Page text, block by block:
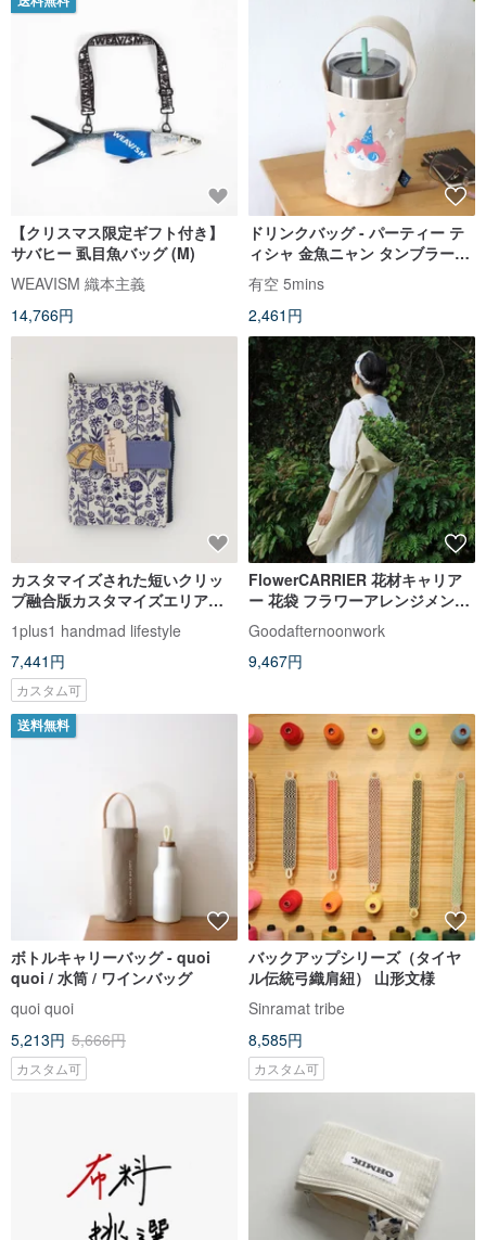
【クリスマス限定ギフト付き】
サバヒー 虱目魚バッグ (M)
WEAVISM 織本主義
14,766円
ドリンクバッグ - パーティー テ
ィシャ 金魚ニャン タンブラーホ
ルダー 夏のアクセサリー
有空 5mins
2,461円
カスタマイズされた短いクリッ
プ融合版カスタマイズエリア
（まずデザイナーとご相談くだ
さい。直接購入・お支払いはお
控えください）
1plus1 handmad lifestyle
7,441円
カスタム可
FlowerCARRIER 花材キャリア
ー 花袋 フラワーアレンジメント
必携 ショルダー 斜め掛け ワンシ
ョルダー エコバッグ
Goodafternoonwork
9,467円
送料無料
ボトルキャリーバッグ - quoi
quoi / 水筒 / ワインバッグ
quoi quoi
5,213円 5,666円
カスタム可
バックアップシリーズ（タイヤ
ル伝統弓織肩紐） 山形文様
Sinramat tribe
8,585円
カスタム可